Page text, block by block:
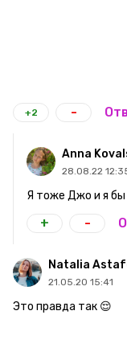
+2 -
Anna
28.08.22
Я тоже Джо и я
+ -
Natalia
21.05.20 15:41
Это правда так 😌